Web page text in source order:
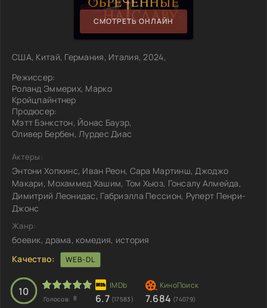
СМОТРЕТЬ ОНЛАЙН
США, Китай, Германия, Италия, 2024,
Режиссер:
Роланд Эммерих, Марко
Кройцпайнтнер
Продюсер:
Мэтт Бэнкстон, Йонас Бауэр,
Оливер Бербен, Лурдес Диас
Актеры:
Энтони Хопкинс, Иван Реон, Сара Мартинш, Джоджо
Макари, Мохаммед Хашим, Том Хьюз, Гонсалу Алмейда,
Димитрий Леонидас, Габриэлла Пессион, Руперт Пенри-
Джонс
Жанр:
боевик, драма, комедия, история
Качество:
WEB-DL
10
Голосов: 8 6.7 (17583) 7.684 (74079)